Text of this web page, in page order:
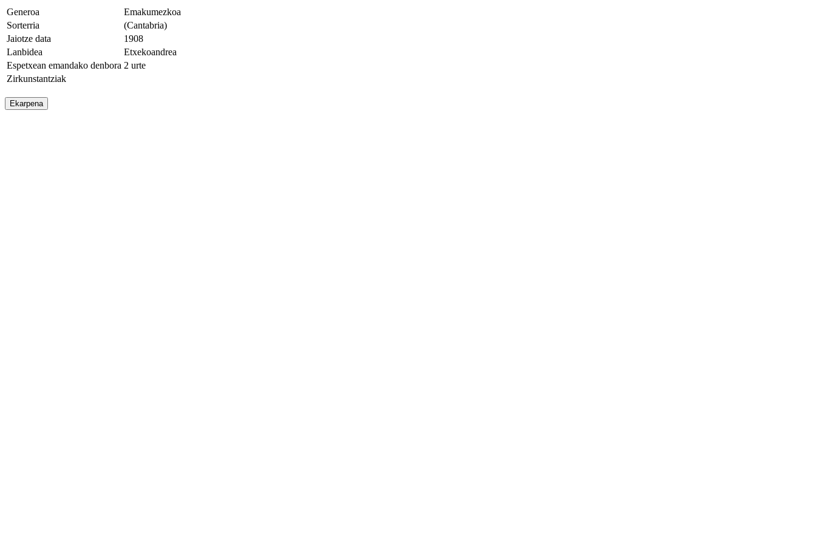
Generoa
Emakumezkoa
Sorterria
(Cantabria)
Jaiotze data
1908
Lanbidea
Etxekoandrea
Espetxean emandako denbora 2 urte
Zirkunstantziak